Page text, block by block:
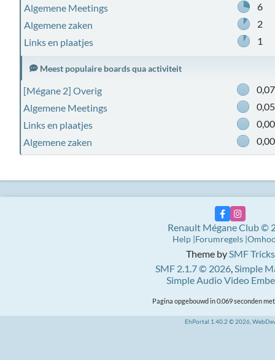
Algemene Meetings
6
Algemene zaken
2
Links en plaatjes
1
Meest populaire boards qua activiteit
[Mégane 2] Overig
Algemene Meetings
Links en plaatjes
Algemene zaken
Theme bySMF Tricks
SMF 2.1.7 © 2026,Simple
Simple Audio Video
Renault Mégane Club ©
Help Forumregels
Pagina opgebouwd in 0.069 seconden
EhPortal 1.40.2 © 2026,